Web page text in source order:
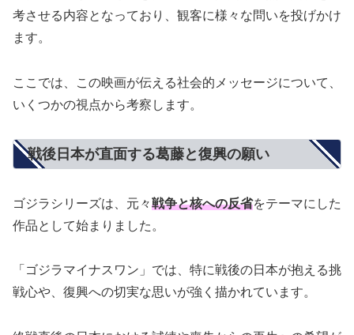
考させる内容となっており、観客に様々な問いを投げかけ
ます。
ここでは、この映画が伝える社会的メッセージについて、
いくつかの視点から考察します。
戦後日本が直面する葛藤と復興の願い
ゴジラシリーズは、元々戦争と核への反省をテーマにした
作品として始まりました。
「ゴジラマイナスワン」では、特に戦後の日本が抱える挑
戦心や、復興への切実な思いが強く描かれています。